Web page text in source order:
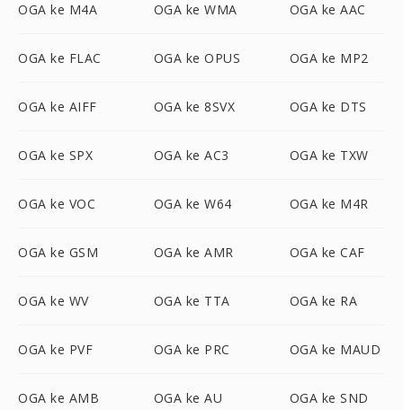
OGA ke M4A OGA ke WMA OGA ke AAC
OGA ke FLAC OGA ke OPUS OGA ke MP2
OGA ke AIFF OGA ke 8SVX OGA ke DTS
OGA ke SPX OGA ke AC3 OGA ke TXW
OGA ke VOC OGA ke W64 OGA ke M4R
OGA ke GSM OGA ke AMR OGA ke CAF
OGA ke WV OGA ke TTA OGA ke RA
OGA ke PVF OGA ke PRC OGA ke MAUD
OGA ke AMB OGA ke AU OGA ke SND